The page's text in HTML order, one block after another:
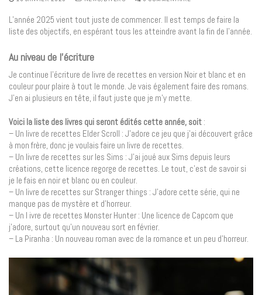
L’année 2025 vient tout juste de commencer. Il est temps de faire la
liste des objectifs, en espérant tous les atteindre avant la fin de l’année.
Au niveau de l’écriture
Je continue l’écriture de livre de recettes en version Noir et blanc et en
couleur pour plaire à tout le monde. Je vais également faire des romans.
J’en ai plusieurs en tête, il faut juste que je m’y mette.
Voici la liste des livres qui seront édités cette année, soit :
– Un livre de recettes Elder Scroll : J’adore ce jeu que j’ai découvert grâce
à mon frère, donc je voulais faire un livre de recettes.
– Un livre de recettes sur les Sims : J’ai joué aux Sims depuis leurs
créations, cette licence regorge de recettes. Le tout, c’est de savoir si
je le fais en noir et blanc ou en couleur.
– Un livre de recettes sur Stranger things : J’adore cette série, qui ne
manque pas de mystère et d’horreur.
– Un l ivre de recettes Monster Hunter : Une licence de Capcom que
j’adore, surtout qu’un nouveau sort en février.
– La Piranha : Un nouveau roman avec de la romance et un peu d’horreur.